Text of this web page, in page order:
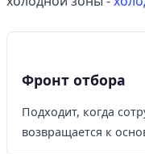
Фронт отбора
Подходит, когда
возвращается к